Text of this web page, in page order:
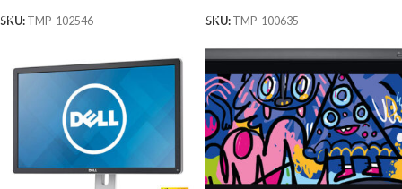
SKU: TMP-102546 SKU: TMP-100635